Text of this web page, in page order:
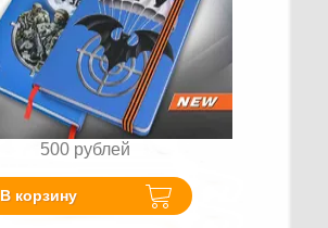
500 рублей
В корзину